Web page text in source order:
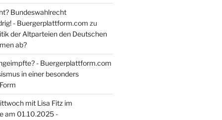
Bundeswahlrecht
- Buergerplattform.com zu
der Altparteien den Deutschen
ab?
- Buergerplattform.com
in einer besonders
mit Lisa Fitz im
am 01.10.2025 -